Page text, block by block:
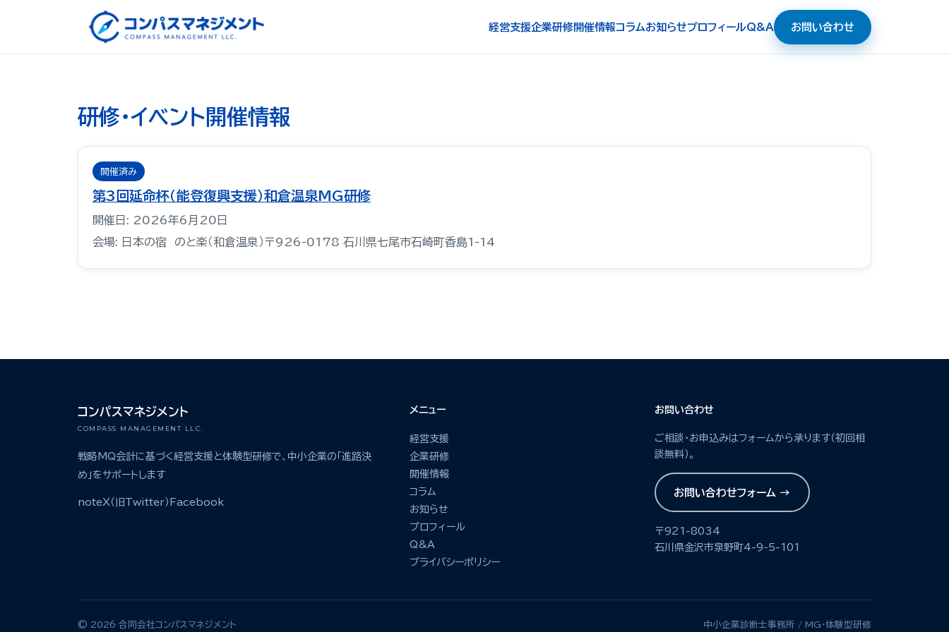
経営支援企業研修開催情報コラムお知らせプロフィールQ&A お問い合わせ
研修・イベント開催情報
開催済み
第3回延命杯（能登復興支援）和倉温泉MG研修
開催日: 2026年6月20日
会場: 日本の宿 のと楽（和倉温泉）〒926-0178 石川県七尾市石崎町香島1-14
コンパスマネジメント
COMPASS MANAGEMENT LLC.
戦略MQ会計に基づく経営支援と体験型研修で、中小企業の「進路決
め」をサポートします
noteX（旧Twitter） Facebook
メニュー
経営支援
企業研修
開催情報
コラム
お知らせ
プロフィール
Q&A
プライバシーポリシー
お問い合わせ
ご相談・お申込みはフォームから承ります（初回相
談無料）。
お問い合わせフォーム →
〒921-8034
石川県金沢市泉野町4-9-5-101
© 2026 合同会社コンパスマネジメント 中小企業診断士事務所 / MG・体験型研修